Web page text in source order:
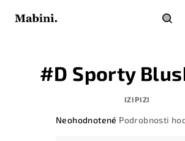
#D Sporty
IZIPIZI
Priemerné
Neohodnotené Podrobnosti